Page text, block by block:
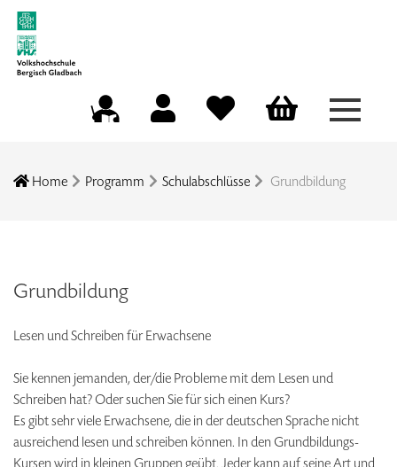
Menü
Home Programm Schulabschlüsse Grundbildung
Grundbildung
Lesen und Schreiben für Erwachsene
Sie kennen jemanden, der/die Probleme mit dem Lesen und
Schreiben hat? Oder suchen Sie für sich einen Kurs?
Es gibt sehr viele Erwachsene, die in der deutschen Sprache nicht
ausreichend lesen und schreiben können. In den Grundbildungs-
Kursen wird in kleinen Gruppen geübt. Jeder kann auf seine Art und